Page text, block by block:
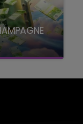
FM, à 8H10